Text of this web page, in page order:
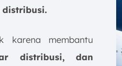
distribusi.
karena membantu
distribusi, dan